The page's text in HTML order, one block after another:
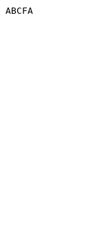
ABCFA